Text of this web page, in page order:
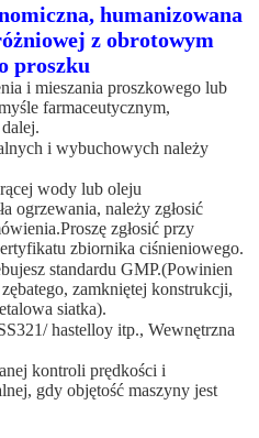
humanizowana
z obrotowym
proszku
i mieszania proszkowego lub
farmaceutycznym,
i wybuchowych należy
wody lub oleju
ogrzewania, należy zgłosić
zgłosić przy
zbiornika ciśnieniowego.
standardu GMP.(Powinien
zamkniętej konstrukcji,
siatka).
hastelloy itp., Wewnętrzna
kontroli prędkości i
gdy objętość maszyny jest